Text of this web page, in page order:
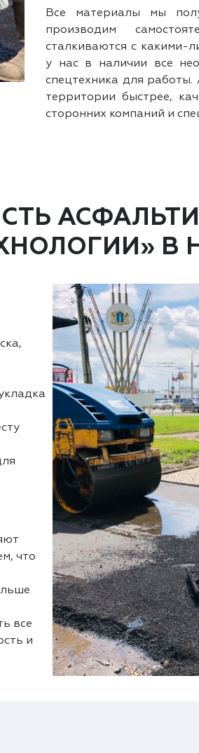
Все материалы мы
производим
сталкиваются с какими-
у нас в наличии все
спецтехника для
территории быстрее,
сторонних компаний и
В
что
все
и